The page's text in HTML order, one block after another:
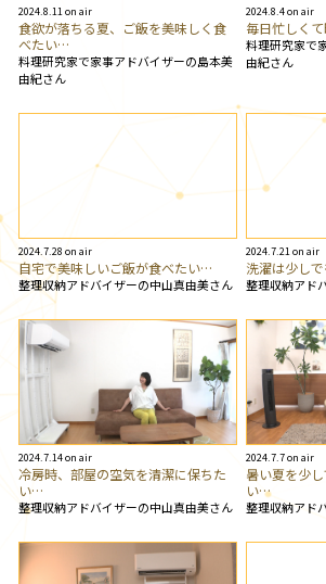
2024.8.11 on air
食欲が落ちる夏、ご飯を美味しく食
べたい…
料理研究家で家事アドバイザーの島本美
由紀さん
2024.8.4 on air
毎日忙しく
料理研究家で
由紀さん
2024.7.28 on air
自宅で美味しいご飯が食べたい…
整理収納アドバイザーの中山真由美さん
2024.7.21 on air
洗濯は少し
整理収納アド
2024.7.14 on air
冷房時、部屋の空気を清潔に保ちた
い…
整理収納アドバイザーの中山真由美さん
2024.7.7 on air
暑い夏を少
い…
整理収納アド